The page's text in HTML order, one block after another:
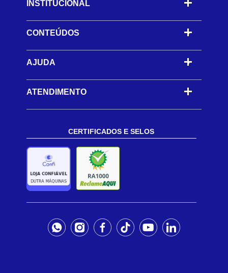
INSTITUCIONAL
CONTEÚDOS -
AJUDA -
ATENDIMENTO
CERTIFICADOS E SELOS